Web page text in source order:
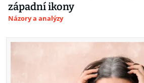
západní ikony
Názory a analýzy